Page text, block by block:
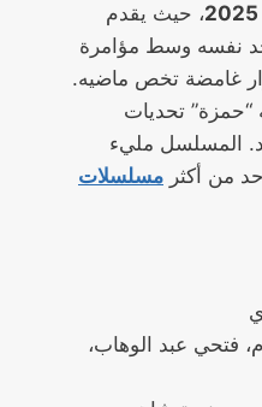
، حيث يقدم
نفسه وسط مؤامرة
غامضة تخص ماضيه.
“حمزة” تحديات
المسلسل مليء
من أكثر مسلسلات
فتحي عبد الوهاب،